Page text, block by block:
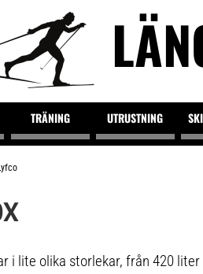
TRÄNING UTRUSTNING
i lite olika storlekar, från 420